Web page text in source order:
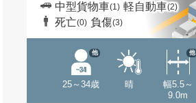
中型貨物車(1) 軽自動車(2)
死亡(0) 負傷(3)
25～34歳
他
晴
幅5.5～
9.0m
他